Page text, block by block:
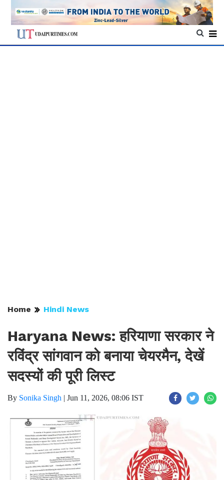
Home Hindi News
Haryana News: हरियाणा सरकार ने
रविंद्र सांगवान को बनाया चेयरमैन, देखें
सदस्यों की पूरी लिस्ट
By Sonika Singh | Jun 11, 2026, 08:06 IST